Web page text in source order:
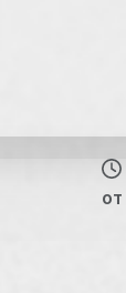
от